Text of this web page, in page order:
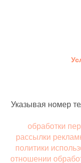
Указывая номер
обработки
рассылки
политики
отношении